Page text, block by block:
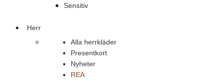
Sensitiv
Herr
Alla herrkläder
Presentkort
Nyheter
REA